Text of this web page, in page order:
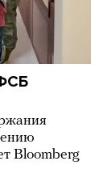
Bloomberg